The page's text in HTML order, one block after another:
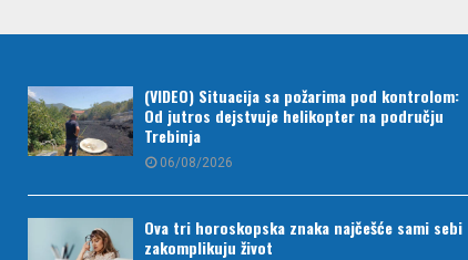
(VIDEO) Situacija sa požarima pod kontrolom:
Od jutros dejstvuje helikopter na području
Trebinja
06/08/2026
Ova tri horoskopska znaka najčešće sami sebi
zakomplikuju život